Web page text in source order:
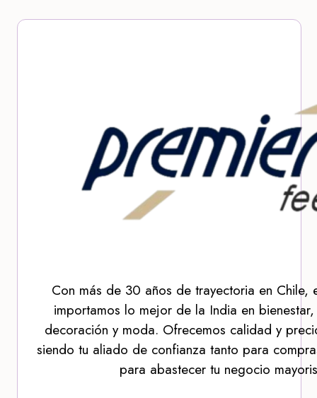
Con más de 30 años de trayectoria en Chile,
importamos lo mejor de la India en
decoración y moda. Ofrecemos calidad y
siendo tu aliado de confianza tanto para
para abastecer tu negocio